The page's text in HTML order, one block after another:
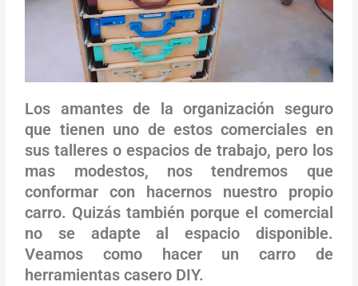
Los amantes de la organización seguro
que tienen uno de estos comerciales en
sus talleres o espacios de trabajo, pero los
mas modestos, nos tendremos que
conformar con hacernos nuestro propio
carro. Quizás también porque el comercial
no se adapte al espacio disponible.
Veamos como hacer un carro de
herramientas casero DIY.